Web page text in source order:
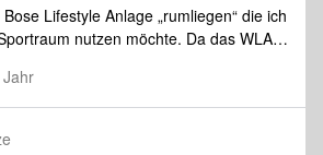
Lifestyle Anlage „rumliegen“ die ich
nutzen möchte. Da das WLAN
zuverlässig funktioniert und wir sonst
umgestellt haben, würde ich die
Sonos Port verbinden um das
Setup einzubinden. Mir stellt sich